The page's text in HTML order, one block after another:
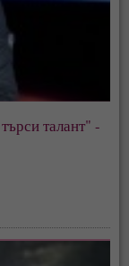
талант" -